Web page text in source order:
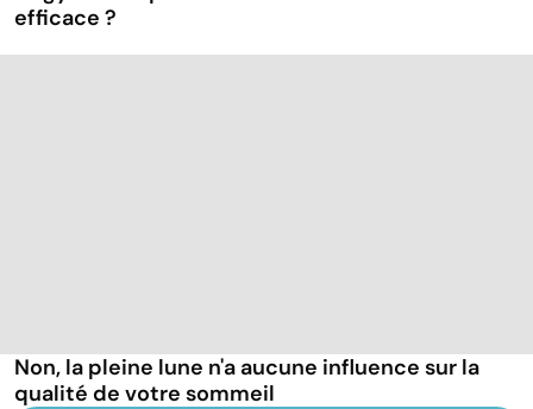
efficace ?
Non, la pleine lune n'a aucune influence sur la
qualité de votre sommeil